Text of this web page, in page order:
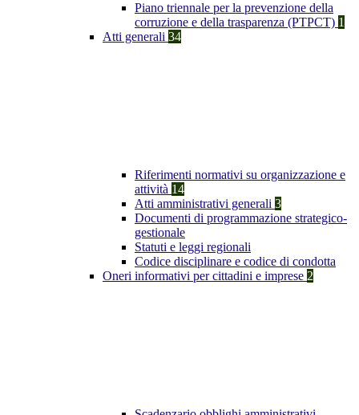
Piano triennale per la prevenzione della
corruzione e della trasparenza (PTPCT) 1
Atti generali 34
Riferimenti normativi su organizzazione e
attività 14
Atti amministrativi generali 3
Documenti di programmazione strategico-
gestionale
Statuti e leggi regionali
Codice disciplinare e codice di condotta
Oneri informativi per cittadini e imprese 2